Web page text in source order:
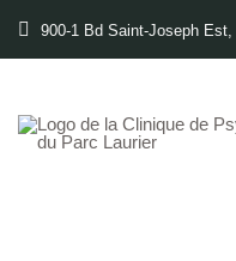
900-1 Bd Saint-Joseph